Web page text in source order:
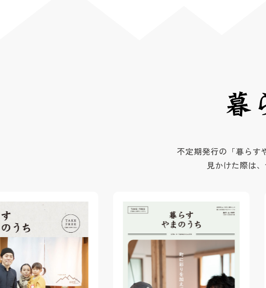
不定期発行の「暮らす
見かけた際は